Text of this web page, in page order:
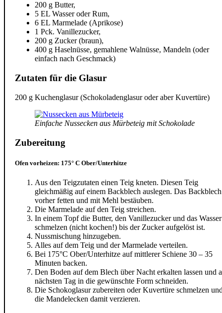
200 g Butter,
5 EL Wasser oder Rum,
6 EL Marmelade (Aprikose)
1 Pck. Vanillezucker,
200 g Zucker (braun),
400 g Haselnüsse, gemahlene Walnüsse, Mandeln (oder
einfach nach Geschmack)
Zutaten für die Glasur
200 g Kuchenglasur (Schokoladenglasur oder aber Kuvertüre)
Einfache Nussecken aus Mürbeteig mit Schokolade
Zubereitung
Ofen vorheizen: 175° C Ober/Unterhitze
Aus den Teigzutaten einen Teig kneten. Diesen Teig
gleichmäßig auf einem Backblech auslegen. Das Backblech
vorher fetten und mit Mehl bestäuben.
Die Marmelade auf den Teig streichen.
In einem Topf die Butter, den Vanillezucker und das Wasser
schmelzen (nicht kochen!) bis der Zucker aufgelöst ist.
Nussmischung hinzugeben.
Alles auf dem Teig und der Marmelade verteilen.
Bei 175°C Ober/Unterhitze auf mittlerer Schiene 30 – 35
Minuten backen.
Den Boden auf dem Blech über Nacht erkalten lassen und
nächsten Tag in die gewünschte Form schneiden.
Die Schokoglasur zubereiten oder Kuvertüre schmelzen
die Mandelecken damit verzieren.